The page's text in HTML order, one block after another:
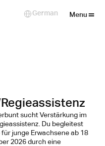
sucht Verstärkung im
Du begleitest
junge Erwachsene ab 18
2026 durch eine
Menu
Select Language
German